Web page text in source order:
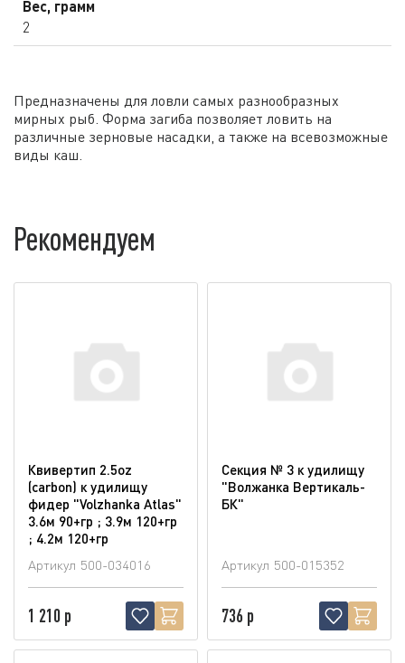
Вес, грамм
2
Предназначены для ловли самых разнообразных
мирных рыб. Форма загиба позволяет ловить на
различные зерновые насадки, а также на всевозможные
виды каш.
Рекомендуем
Квивертип 2.5oz
(carbon) к удилищу
фидер "Volzhanka Atlas"
3.6м 90+гр ; 3.9м 120+гр
; 4.2м 120+гр
Артикул 500-034016
1 210 р
Секция № 3 к удилищу
"Волжанка Вертикаль-
БК"
Артикул 500-015352
736 р